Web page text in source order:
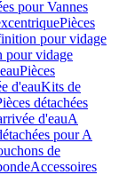
pour Vannes
Pièces
pour vidage
pour vidage
Pièces
d'eauKits de
détachées
d'eauA
pour A
de
Accessoires